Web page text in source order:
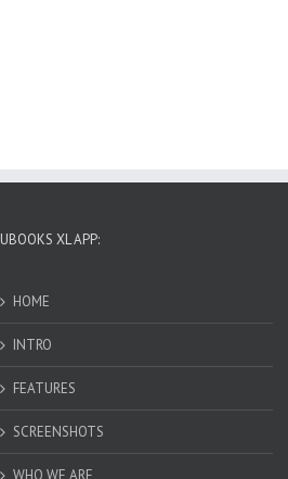
UBOOKS XL APP:
HOME
INTRO
FEATURES
SCREENSHOTS